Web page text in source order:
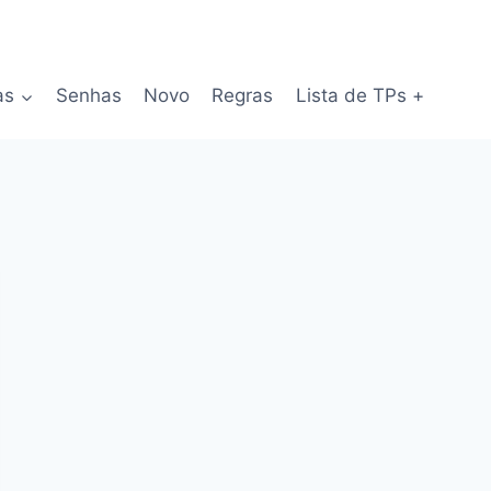
Senhas Novo Regras Lista de TPs +